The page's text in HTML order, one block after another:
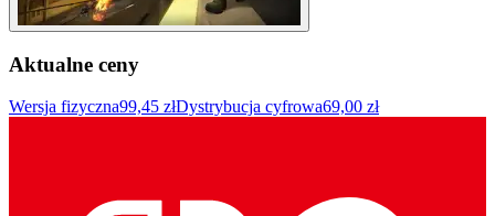
Aktualne ceny
Wersja fizyczna99,45 złDystrybucja cyfrowa69,00 zł